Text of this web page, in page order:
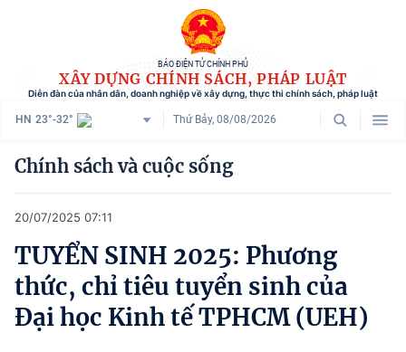
BÁO ĐIỆN TỬ CHÍNH PHỦ
XÂY DỰNG CHÍNH SÁCH, PHÁP LUẬT
Diễn đàn của nhân dân, doanh nghiệp về xây dựng, thực thi chính sách, pháp luật
HN 23°-32° Thứ Bảy, 08/08/2026
Danh mục
Tham vấn chính sách
Người dân góp ý
Chính sách và cuộc sống
20/07/2025 07:11
TUYỂN SINH 2025: Phương
thức, chỉ tiêu tuyển sinh của
Đại học Kinh tế TPHCM (UEH)